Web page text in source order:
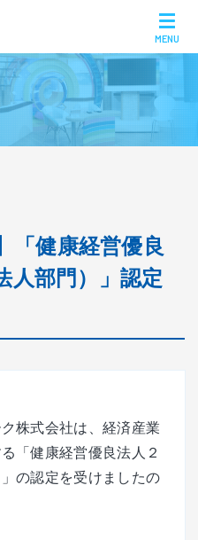
MENU
「健康経営優良
人部門）」認定
株式会社は、経済産業
「健康経営優良法人２
の認定を受けましたの